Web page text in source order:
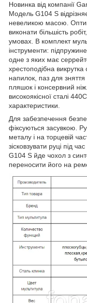
Новинка від компанії
Модель G104 S
невеликою масою.
виконати більшість
умовах. В комплект
інструменти:
одне з яких має
хрестоподібна
напилок, паз для зняття
пляшок і консервний
високоякісної сталі
характеристики.
Для забезпечення
фіксуються засувкою.
металу і на торцевій
зісковзувати руці під
G104 S йде чохол з
переносити його на